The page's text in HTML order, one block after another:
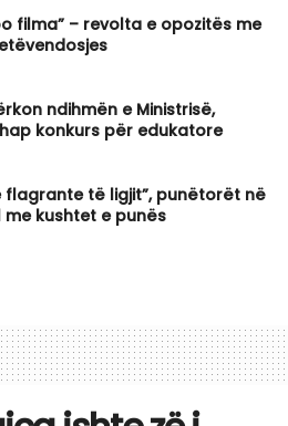
filma” – revolta e opozitës me
ndihmën e Ministrisë,
konkurs për edukatore
flagrante të ligjit”, punëtorët në
me kushtet e punës